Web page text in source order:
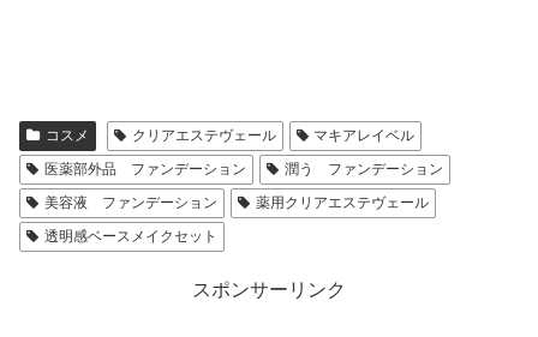
コスメ クリアエステヴェール
マキアレイベル
医薬部外品 ファンデーション
潤う ファンデーション
美容液 ファンデーション
薬用クリアエステヴェール
透明感ベースメイクセット
スポンサーリンク